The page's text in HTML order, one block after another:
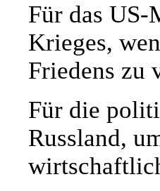
Für das US-
Krieges,
Friedens zu
Für die
Russland,